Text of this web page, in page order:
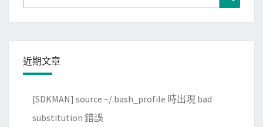
u
for:
近期文章
[SDKMAN] source ~/.bash_profile 時出現 bad
substitution 錯誤